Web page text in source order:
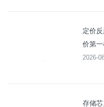
定价
价第
2026-
存储芯